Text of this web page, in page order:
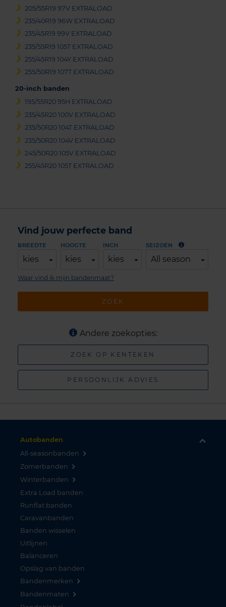
205/55R19 97V EXTRALOAD
235/40R19 96W EXTRALOAD
235/45R19 99V EXTRALOAD
235/55R19 105T EXTRALOAD
255/45R19 104Y EXTRALOAD
255/50R19 107T EXTRALOAD
20-inch banden
195/55R20 95H EXTRALOAD
235/45R20 100V EXTRALOAD
235/50R20 104T EXTRALOAD
235/50R20 104V EXTRALOAD
245/50R20 105V EXTRALOAD
255/45R20 105T EXTRALOAD
Vind jouw perfecte band
BREEDTE
kies
HOOGTE
kies
INCH
kies
SEIZOEN
All season
ZOEK
Waar vind ik mijn bandenmaat?
Andere zoekopties:
ZOEK OP KENTEKEN
PERSOONLIJK ADVIES
Autobanden
All-seasonbanden
Zomerbanden
Winterbanden
Extra Load banden
Runflat banden
Caravanbanden
Banden wisselen
Uitlijnen
Balanceren
Opslag van banden
Bandenmerken
Bandenmaten